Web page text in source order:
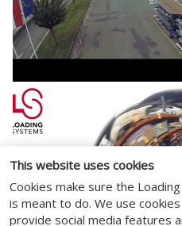
This website uses cookies
Cookies make sure the
is meant to do. We use
provide social media features